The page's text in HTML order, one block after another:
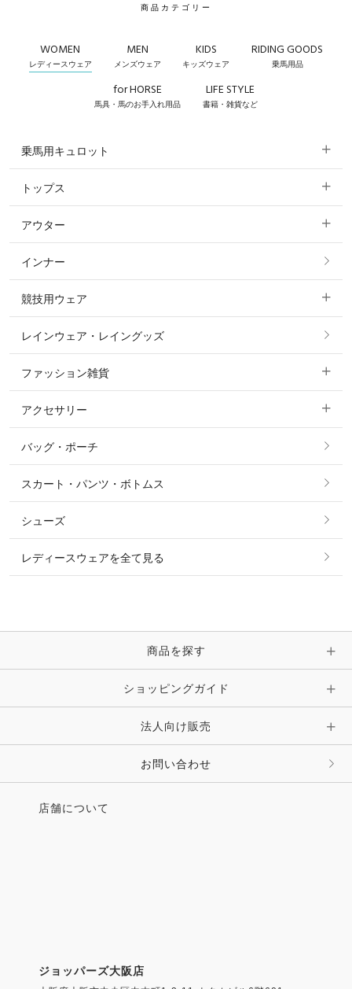
商品カテゴリー
WOMEN
レディースウェア
MEN
メンズウェア
KIDS
キッズウェア
RIDING GOODS
乗馬用品
for HORSE
馬具・馬のお手入れ用品
LIFE STYLE
書籍・雑貨など
乗馬用キュロット
すべてのキュロット
フルグリップ・尻革 キュロット
ニーグリップ・膝革 キュロット
トップス
すべてのトップス
ポロシャツ
カットソー・Tシャツ・タンクトップ
パーカー・トレーナー・スウェット
ニット・セーター
シャツ・ブラウス・ワンピース
アウター
すべてのアウター
コート
ジャケット・ブルゾン
その他 アウター
インナー
競技用ウェア
すべての競技用ウェア
ショージャケット
ショーシャツ
レインウェア・レイングッズ
ファッション雑貨
すべてのファッション雑貨
ソックス
ベルト
マフラー・スカーフ・ストール・スヌード
時計・財布・キーケース・革小物
キーホルダー・チャーム・ストラップ
その他 ファッション雑貨
アクセサリー
すべてのアクセサリー
リング
ピアス・イヤリング
ピン・ブローチ・コサージュ
その他 アクセサリー
バッグ・ポーチ
スカート・パンツ・ボトムス
シューズ
レディースウェアを全て見る
商品を探す
ショッピングガイド
法人向け販売
お問い合わせ
店舗について
ジョッパーズ大阪店